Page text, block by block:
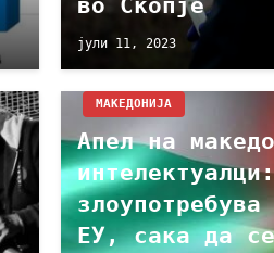
во Скопје
јули 11, 2023
МАКЕДОНИЈА
Апел на
ЕУ, сака да